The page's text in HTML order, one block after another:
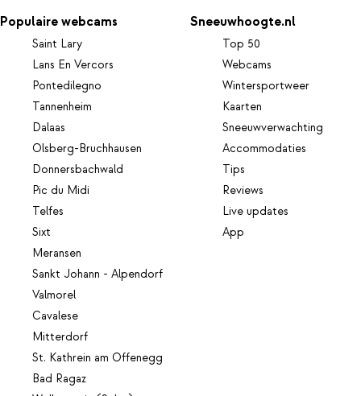
Populaire webcams
Saint Lary
Lans En Vercors
Pontedilegno
Tannenheim
Dalaas
Olsberg-Bruchhausen
Donnersbachwald
Pic du Midi
Telfes
Sixt
Meransen
Sankt Johann - Alpendorf
Valmorel
Cavalese
Mitterdorf
St. Kathrein am Offenegg
Bad Ragaz
Sneeuwhoogte.nl
Top 50
Webcams
Wintersportweer
Kaarten
Sneeuwverwachting
Accommodaties
Tips
Reviews
Live updates
App